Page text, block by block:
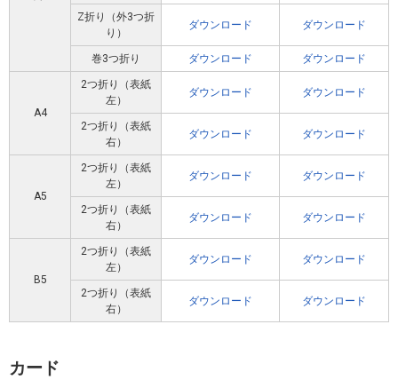
Z折り（外3つ折
り）
ダウンロード ダウンロード
巻3つ折り ダウンロード ダウンロード
A4
2つ折り（表紙
左）
ダウンロード ダウンロード
2つ折り（表紙
右）
ダウンロード ダウンロード
A5
2つ折り（表紙
左）
ダウンロード ダウンロード
2つ折り（表紙
右）
ダウンロード ダウンロード
B5
2つ折り（表紙
左）
ダウンロード ダウンロード
2つ折り（表紙
右）
ダウンロード ダウンロード
カード